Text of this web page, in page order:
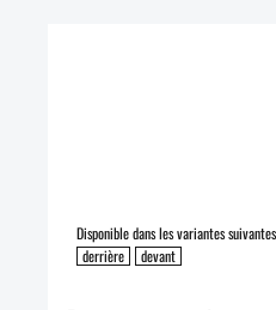
Disponible dans les variantes
derrière
devant